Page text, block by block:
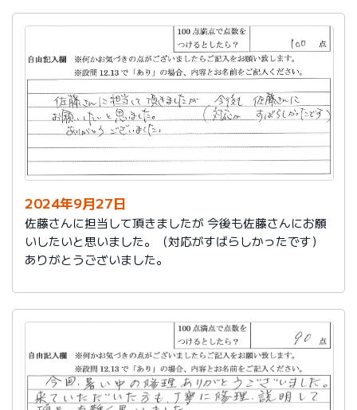
2024年9月27日
佐藤さんに担当して頂きましたが 今後も佐藤さんにお願
いしたいと思いました。（対応がすばらしかったです）
ありがとうございました。